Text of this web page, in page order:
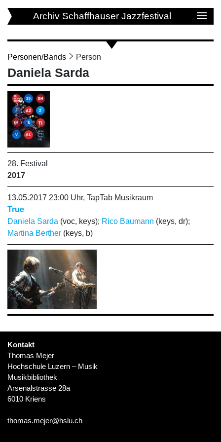
Archiv Schaffhauser Jazzfestival
Personen/Bands Person
Daniela Sarda
28. Festival
2017
13.05.2017 23:00 Uhr, TapTab Musikraum
True
Daniela Sarda (voc, keys); Rico Baumann (keys, dr);
Martina Berther (keys, b)
Kontakt
Thomas Mejer
Hochschule Luzern – Musik
Musikbibliothek
Arsenalstrasse 28a
6010 Kriens
thomas.mejer@hslu.ch